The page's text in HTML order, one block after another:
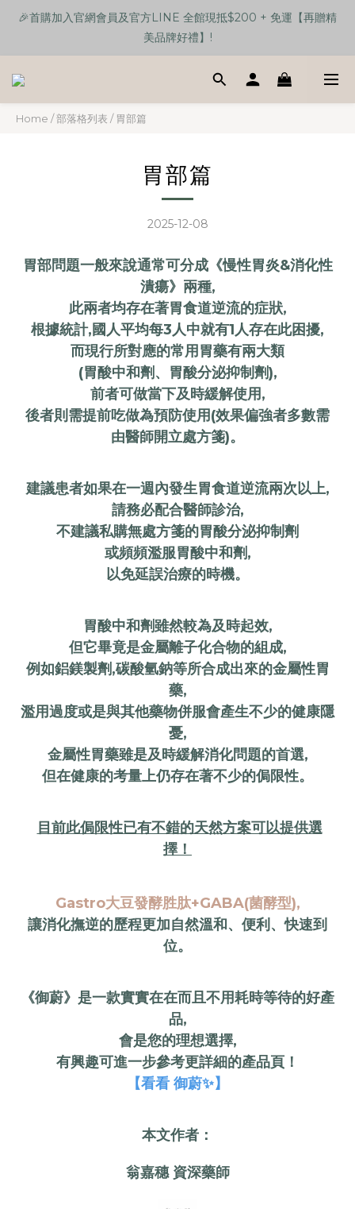
🎉首購加入官網會員及官方LINE 全館現抵$200 + 免運【再贈精
美品牌好禮】!
🎉首購加入官網會員及官方LINE 全館現抵$200 + 免運【再贈精
美品牌好禮】!
【任選單品3樣】贈送 品牌馬卡龍色手機支架伸縮三合一數據線💕
🎉首購加入官網會員及官方LINE 全館現抵$200 + 免運【再贈精
Home /部落格列表 / 胃部篇
胃部篇
2025-12-08
胃部問題一般來說通常可分成《慢性胃炎&消化性
潰瘍》兩種,
此兩者均存在著胃食道逆流的症狀,
根據統計,國人平均每3人中就有1人存在此困擾,
而現行所對應的常用胃藥有兩大類
(胃酸中和劑、胃酸分泌抑制劑),
前者可做當下及時緩解使用,
後者則需提前吃做為預防使用(效果偏強者多數需
由醫師開立處方箋)。
建議患者如果在一週內發生胃食道逆流兩次以上,
請務必配合醫師診治,
不建議私購無處方箋的胃酸分泌抑制劑
或頻頻濫服胃酸中和劑,
以免延誤治療的時機。
胃酸中和劑雖然較為及時起效,
但它畢竟是金屬離子化合物的組成,
例如鋁鎂製劑,碳酸氫鈉等所合成出來的金屬性胃
藥,
濫用過度或是與其他藥物併服會產生不少的健康隱
憂,
金屬性胃藥雖是及時緩解消化問題的首選,
但在健康的考量上仍存在著不少的侷限性。
目前此侷限性已有不錯的天然方案可以提供選
擇！
Gastro大豆發酵胜肽+GABA(菌酵型),
讓消化撫逆的歷程更加自然溫和、便利、快速到
位。
《御蔚》是一款實實在在而且不用耗時等待的好產
品,
會是您的理想選擇,
有興趣可進一步參考更詳細的產品頁！
【看看 御蔚✨】
本文作者：
翁嘉穗 資深藥師